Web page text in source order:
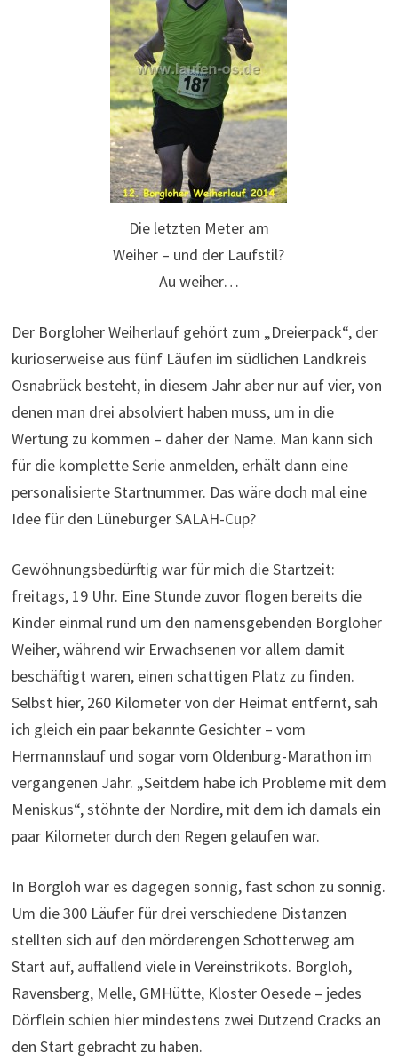
Die letzten Meter am
Weiher – und der Laufstil?
Au weiher…
Der Borgloher Weiherlauf gehört zum „Dreierpack“, der
kurioserweise aus fünf Läufen im südlichen Landkreis
Osnabrück besteht, in diesem Jahr aber nur auf vier, von
denen man drei absolviert haben muss, um in die
Wertung zu kommen – daher der Name. Man kann sich
für die komplette Serie anmelden, erhält dann eine
personalisierte Startnummer. Das wäre doch mal eine
Idee für den Lüneburger SALAH-Cup?
Gewöhnungsbedürftig war für mich die Startzeit:
freitags, 19 Uhr. Eine Stunde zuvor flogen bereits die
Kinder einmal rund um den namensgebenden Borgloher
Weiher, während wir Erwachsenen vor allem damit
beschäftigt waren, einen schattigen Platz zu finden.
Selbst hier, 260 Kilometer von der Heimat entfernt, sah
ich gleich ein paar bekannte Gesichter – vom
Hermannslauf und sogar vom Oldenburg-Marathon im
vergangenen Jahr. „Seitdem habe ich Probleme mit dem
Meniskus“, stöhnte der Nordire, mit dem ich damals ein
paar Kilometer durch den Regen gelaufen war.
In Borgloh war es dagegen sonnig, fast schon zu sonnig.
Um die 300 Läufer für drei verschiedene Distanzen
stellten sich auf den mörderengen Schotterweg am
Start auf, auffallend viele in Vereinstrikots. Borgloh,
Ravensberg, Melle, GMHütte, Kloster Oesede – jedes
Dörflein schien hier mindestens zwei Dutzend Cracks an
den Start gebracht zu haben.